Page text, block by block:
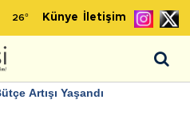
26° Künye İletişim
Artışı Yaşandı